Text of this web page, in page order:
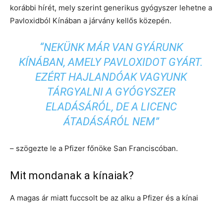
korábbi hírét, mely szerint generikus gyógyszer lehetne a
Pavloxidból Kínában a járvány kellős közepén.
“NEKÜNK MÁR VAN GYÁRUNK
KÍNÁBAN, AMELY PAVLOXIDOT GYÁRT.
EZÉRT HAJLANDÓAK VAGYUNK
TÁRGYALNI A GYÓGYSZER
ELADÁSÁRÓL, DE A LICENC
ÁTADÁSÁRÓL NEM”
– szögezte le a Pfizer főnöke San Franciscóban.
Mit mondanak a kínaiak?
A magas ár miatt fuccsolt be az alku a Pfizer és a kínai